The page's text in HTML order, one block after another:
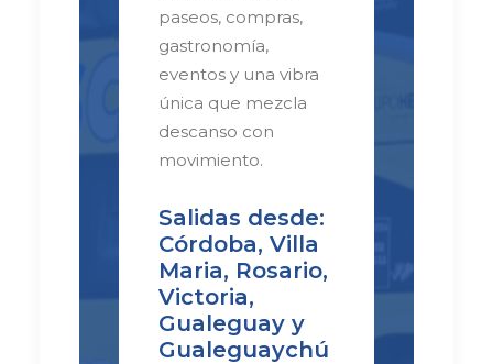
paseos, compras,
gastronomía,
eventos y una vibra
única que mezcla
descanso con
movimiento.
Salidas desde:
Córdoba, Villa
Maria, Rosario,
Victoria,
Gualeguay y
Gualeguaychú